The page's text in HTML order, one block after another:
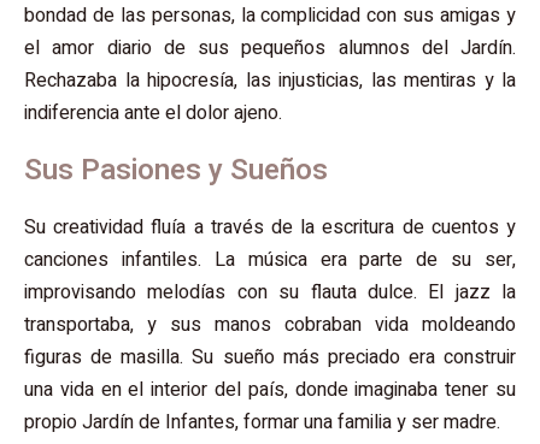
bondad de las personas, la complicidad con sus amigas y
el amor diario de sus pequeños alumnos del Jardín.
Rechazaba la hipocresía, las injusticias, las mentiras y la
indiferencia ante el dolor ajeno.
Sus Pasiones y Sueños
Su creatividad fluía a través de la escritura de cuentos y
canciones infantiles. La música era parte de su ser,
improvisando melodías con su flauta dulce. El jazz la
transportaba, y sus manos cobraban vida moldeando
figuras de masilla. Su sueño más preciado era construir
una vida en el interior del país, donde imaginaba tener su
propio Jardín de Infantes, formar una familia y ser madre.